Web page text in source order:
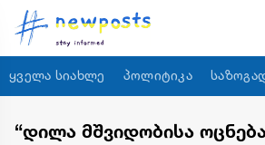
ყველა სიახლე პოლიტიკა
“დილა მშვიდობისა